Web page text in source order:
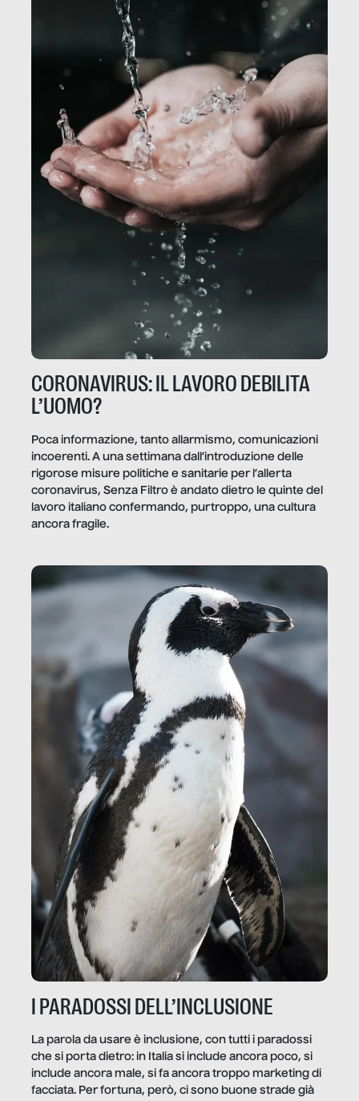
CORONAVIRUS: IL LAVORO DEBILITA
L’UOMO?
Poca informazione, tanto allarmismo, comunicazioni
incoerenti. A una settimana dall’introduzione delle
rigorose misure politiche e sanitarie per l’allerta
coronavirus, Senza Filtro è andato dietro le quinte del
lavoro italiano confermando, purtroppo, una cultura
ancora fragile.
I PARADOSSI DELL’INCLUSIONE
La parola da usare è inclusione, con tutti i paradossi
che si porta dietro: in Italia si include ancora poco, si
include ancora male, si fa ancora troppo marketing di
facciata. Per fortuna, però, ci sono buone strade già